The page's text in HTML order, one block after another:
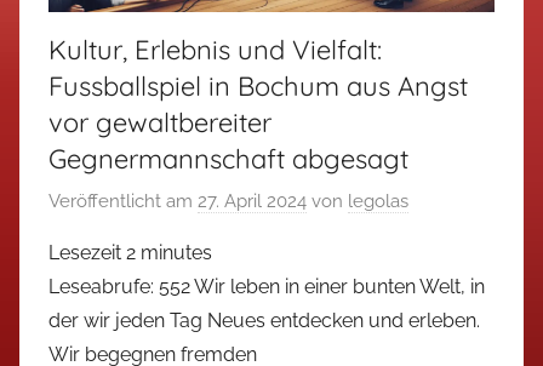
Kultur, Erlebnis und Vielfalt:
Fussballspiel in Bochum aus Angst
vor gewaltbereiter
Gegnermannschaft abgesagt
Veröffentlicht am 27. April 2024 von legolas
Lesezeit 2 minutes
Leseabrufe: 552 Wir leben in einer bunten Welt, in
der wir jeden Tag Neues entdecken und erleben.
Wir begegnen fremden